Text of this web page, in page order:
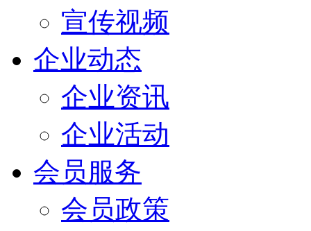
宣传视频
企业动态
企业资讯
企业活动
会员服务
会员政策